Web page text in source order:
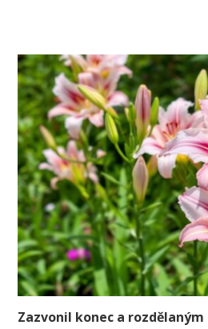
Zazvonil konec a